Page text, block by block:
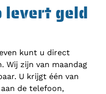
levert geld
kunt u direct
Wij zijn van maandag
U krijgt één van
aan de telefoon,